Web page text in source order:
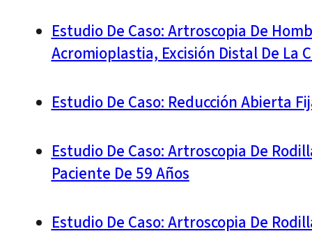
Estudio De Caso: Artroscopia De
Acromioplastia, Excisión Distal De La
Estudio De Caso: Reducción Abierta
Estudio De Caso: Artroscopia De
Paciente De 59 Años
Estudio De Caso: Artroscopia De